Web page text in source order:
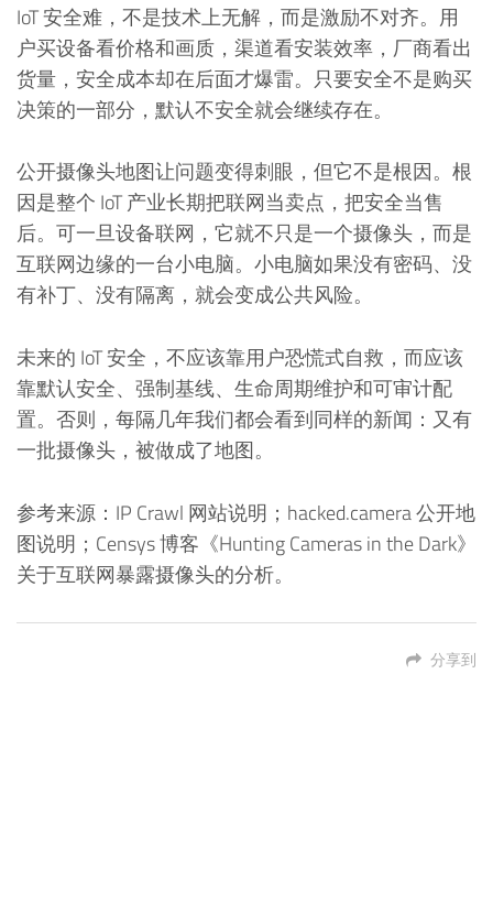
IoT 安全难，不是技术上无解，而是激励不对齐。用
户买设备看价格和画质，渠道看安装效率，厂商看出
货量，安全成本却在后面才爆雷。只要安全不是购买
决策的一部分，默认不安全就会继续存在。
公开摄像头地图让问题变得刺眼，但它不是根因。根
因是整个 IoT 产业长期把联网当卖点，把安全当售
后。可一旦设备联网，它就不只是一个摄像头，而是
互联网边缘的一台小电脑。小电脑如果没有密码、没
有补丁、没有隔离，就会变成公共风险。
未来的 IoT 安全，不应该靠用户恐慌式自救，而应该
靠默认安全、强制基线、生命周期维护和可审计配
置。否则，每隔几年我们都会看到同样的新闻：又有
一批摄像头，被做成了地图。
参考来源：IP Crawl 网站说明；hacked.camera 公开地
图说明；Censys 博客《Hunting Cameras in the Dark》
关于互联网暴露摄像头的分析。
分享到